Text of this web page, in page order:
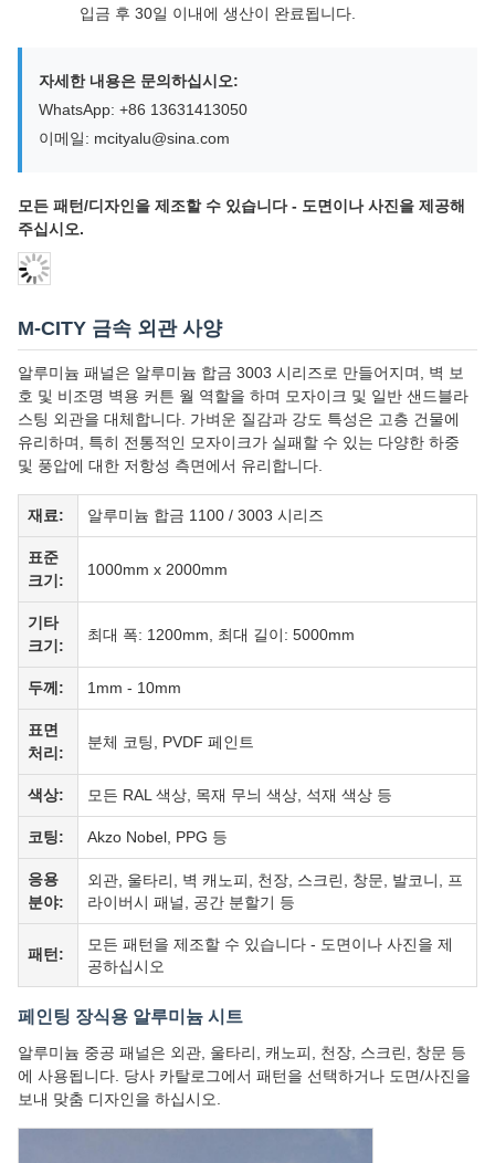
입금 후 30일 이내에 생산이 완료됩니다.
자세한 내용은 문의하십시오:
WhatsApp: +86 13631413050
이메일: mcityalu@sina.com
모든 패턴/디자인을 제조할 수 있습니다 - 도면이나 사진을 제공해
주십시오.
M-CITY 금속 외관 사양
알루미늄 패널은 알루미늄 합금 3003 시리즈로 만들어지며, 벽 보
호 및 비조명 벽용 커튼 월 역할을 하며 모자이크 및 일반 샌드블라
스팅 외관을 대체합니다. 가벼운 질감과 강도 특성은 고층 건물에
유리하며, 특히 전통적인 모자이크가 실패할 수 있는 다양한 하중
및 풍압에 대한 저항성 측면에서 유리합니다.
재료: 알루미늄 합금 1100 / 3003 시리즈
표준
크기:
1000mm x 2000mm
기타
크기:
최대 폭: 1200mm, 최대 길이: 5000mm
두께: 1mm - 10mm
표면
처리:
분체 코팅, PVDF 페인트
색상: 모든 RAL 색상, 목재 무늬 색상, 석재 색상 등
코팅: Akzo Nobel, PPG 등
응용
분야:
외관, 울타리, 벽 캐노피, 천장, 스크린, 창문, 발코니, 프
라이버시 패널, 공간 분할기 등
패턴:
모든 패턴을 제조할 수 있습니다 - 도면이나 사진을 제
공하십시오
페인팅 장식용 알루미늄 시트
알루미늄 중공 패널은 외관, 울타리, 캐노피, 천장, 스크린, 창문 등
에 사용됩니다. 당사 카탈로그에서 패턴을 선택하거나 도면/사진을
보내 맞춤 디자인을 하십시오.